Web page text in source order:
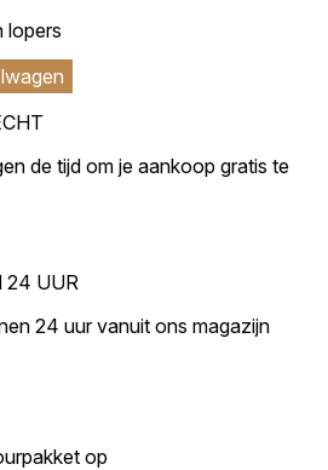
lopers
de tijd om je aankoop gratis te
24 UUR
24 uur vanuit ons magazijn
op